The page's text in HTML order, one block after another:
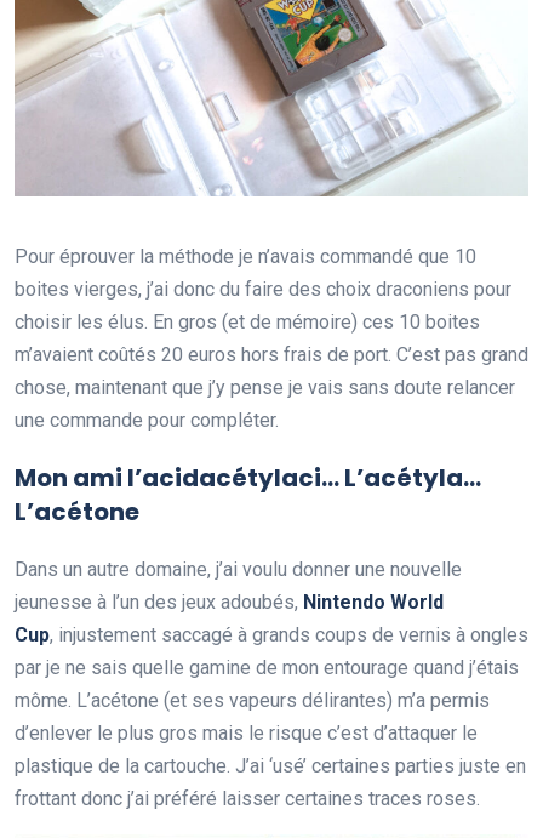
Pour éprouver la méthode je n’avais commandé que 10
boites vierges, j’ai donc du faire des choix draconiens pour
choisir les élus. En gros (et de mémoire) ces 10 boites
m’avaient coûtés 20 euros hors frais de port. C’est pas grand
chose, maintenant que j’y pense je vais sans doute relancer
une commande pour compléter.
Mon ami l’acidacétylaci… L’acétyla…
L’acétone
Dans un autre domaine, j’ai voulu donner une nouvelle
jeunesse à l’un des jeux adoubés, Nintendo World
Cup, injustement saccagé à grands coups de vernis à ongles
par je ne sais quelle gamine de mon entourage quand j’étais
môme. L’acétone (et ses vapeurs délirantes) m’a permis
d’enlever le plus gros mais le risque c’est d’attaquer le
plastique de la cartouche. J’ai ‘usé’ certaines parties juste en
frottant donc j’ai préféré laisser certaines traces roses.